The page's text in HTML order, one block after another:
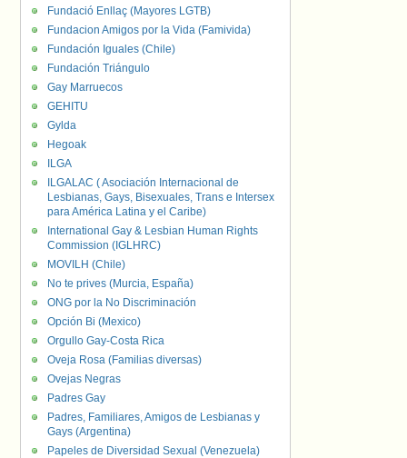
Fundació Enllaç (Mayores LGTB)
Fundacion Amigos por la Vida (Famivida)
Fundación Iguales (Chile)
Fundación Triángulo
Gay Marruecos
GEHITU
Gylda
Hegoak
ILGA
ILGALAC ( Asociación Internacional de
Lesbianas, Gays, Bisexuales, Trans e Intersex
para América Latina y el Caribe)
International Gay & Lesbian Human Rights
Commission (IGLHRC)
MOVILH (Chile)
No te prives (Murcia, España)
ONG por la No Discriminación
Opción Bi (Mexico)
Orgullo Gay-Costa Rica
Oveja Rosa (Familias diversas)
Ovejas Negras
Padres Gay
Padres, Familiares, Amigos de Lesbianas y
Gays (Argentina)
Papeles de Diversidad Sexual (Venezuela)